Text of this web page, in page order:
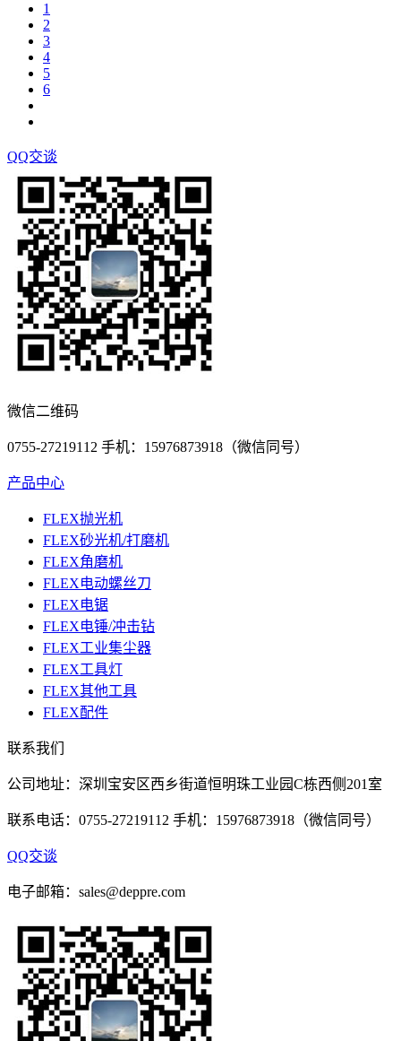
1
2
3
4
5
6
QQ交谈
微信二维码
0755-27219112 手机：15976873918（微信同号）
产品中心
FLEX抛光机
FLEX砂光机/打磨机
FLEX角磨机
FLEX电动螺丝刀
FLEX电锯
FLEX电锤/冲击钻
FLEX工业集尘器
FLEX工具灯
FLEX其他工具
FLEX配件
联系我们
公司地址：深圳宝安区西乡街道恒明珠工业园C栋西侧201室
联系电话：0755-27219112 手机：15976873918（微信同号）
QQ交谈
电子邮箱：sales@deppre.com